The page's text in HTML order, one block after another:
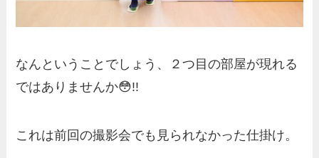
なんということでしょう、２つ目の部屋が現れる
ではありませんか😳!!
これは前回の撮影会でも見られなかった仕掛け。